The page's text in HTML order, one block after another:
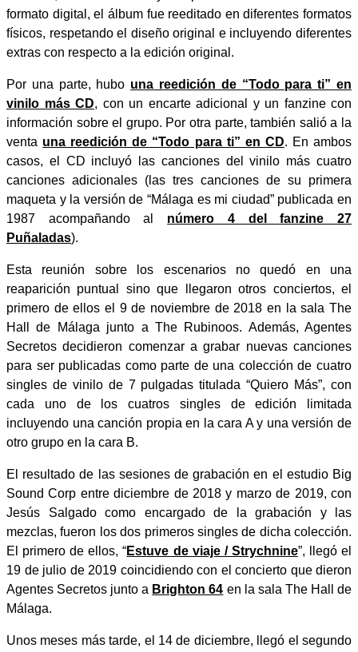
formato digital, el álbum fue reeditado en diferentes formatos
físicos, respetando el diseño original e incluyendo diferentes
extras con respecto a la edición original.
Por una parte, hubo una reedición de “Todo para ti” en
vinilo más CD, con un encarte adicional y un fanzine con
información sobre el grupo. Por otra parte, también salió a la
venta una reedición de “Todo para ti” en CD. En ambos
casos, el CD incluyó las canciones del vinilo más cuatro
canciones adicionales (las tres canciones de su primera
maqueta y la versión de “Málaga es mi ciudad” publicada en
1987 acompañando al número 4 del fanzine 27
Puñaladas).
Esta reunión sobre los escenarios no quedó en una
reaparición puntual sino que llegaron otros conciertos, el
primero de ellos el 9 de noviembre de 2018 en la sala The
Hall de Málaga junto a The Rubinoos. Además, Agentes
Secretos decidieron comenzar a grabar nuevas canciones
para ser publicadas como parte de una colección de cuatro
singles de vinilo de 7 pulgadas titulada “Quiero Más”, con
cada uno de los cuatros singles de edición limitada
incluyendo una canción propia en la cara A y una versión de
otro grupo en la cara B.
El resultado de las sesiones de grabación en el estudio Big
Sound Corp entre diciembre de 2018 y marzo de 2019, con
Jesús Salgado como encargado de la grabación y las
mezclas, fueron los dos primeros singles de dicha colección.
El primero de ellos, “Estuve de viaje / Strychnine”, llegó el
19 de julio de 2019 coincidiendo con el concierto que dieron
Agentes Secretos junto a Brighton 64 en la sala The Hall de
Málaga.
Unos meses más tarde, el 14 de diciembre, llegó el segundo